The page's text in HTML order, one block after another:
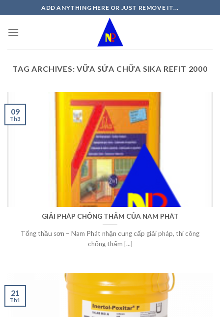
to
content
ADD ANYTHING HERE OR JUST REMOVE IT...
TAG ARCHIVES:VỮA SỬA CHỮA SIKA REFIT 2000
GIẢI PHÁP CHỐNG THẤM CỦA NAM PHÁT
Tổng thầu sơn – Nam Phát nhận cung cấp giải pháp, thi công
chống thấm [...]
09
Th3
21
Th1